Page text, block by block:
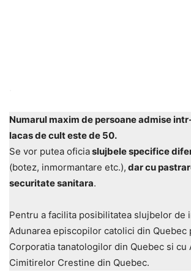
Numarul maxim de persoane admise
lacas de cult este de 50.
Se vor putea oficiaslujbele specifice
(botez, inmormantare etc.), dar cu
securitate sanitara.
Pentru a facilita posibilitatea slujbelor de
Adunarea episcopilor catolici din Quebec
Corporatia tanatologilor din Quebec si cu
Cimitirelor Crestine din Quebec.